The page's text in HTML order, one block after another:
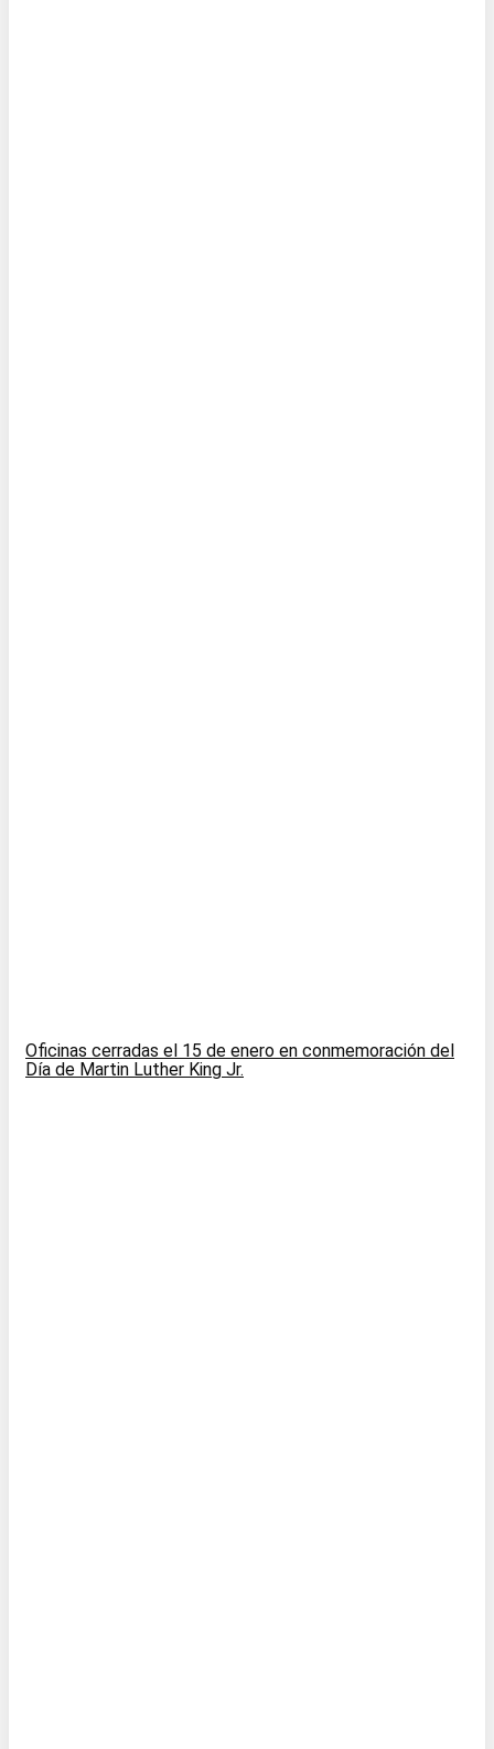
Oficinas cerradas el 15 de enero en conmemoración del
Día de Martin Luther King Jr.